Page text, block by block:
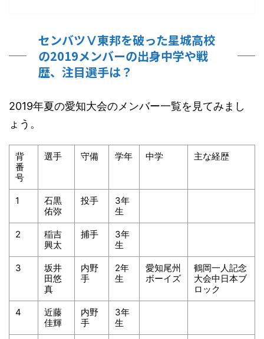
センバツⅤ東邦を破った星城高校
の2019メンバーの出身中学や戦
歴、注目選手は？
2019年夏の愛知大会のメンバー一覧を見てみまし
ょう。
背
番
号
選手 守備 学年 中学 主な経歴
1
石黒
佑弥
投手
3年
生
2
稲吉
興太
捕手
3年
生
3
坂井
田悠
真
内野
手
2年
生
愛知尾州
ボーイズ
鶴岡一人記念
大会中日本ブ
ロック
4
近藤
佳輝
内野
手
3年
生